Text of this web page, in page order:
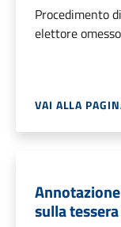
Procedimento
elettore
VAI ALLA
sulla